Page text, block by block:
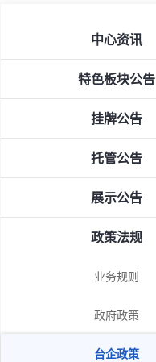
中心资讯
特色板块公告
挂牌公告
托管公告
展示公告
政策法规
业务规则
政府政策
台企政策